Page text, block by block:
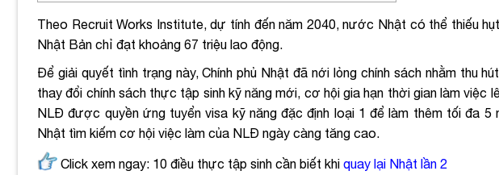
Theo Recruit Works Institute, dự tính đến năm 2040, nước Nhật có thể thiếu
Nhật Bản chỉ đạt khoảng 67 triệu lao động.
Để giải quyết tình trạng này, Chính phủ Nhật đã nới lỏng chính sách nhằm thu
thay đổi chính sách thực tập sinh kỹ năng mới, cơ hội gia hạn thời gian làm việc
NLĐ được quyền ứng tuyển visa kỹ năng đặc định loại 1 để làm thêm tối đa 5
Nhật tìm kiếm cơ hội việc làm của NLĐ ngày càng tăng cao.
Click xem ngay: 10 điều thực tập sinh cần biết khi quay lại Nhật lần 2